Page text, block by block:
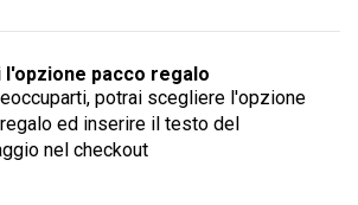
l'opzione pacco regalo
potrai scegliere l'opzione
ed inserire il testo del
nel checkout